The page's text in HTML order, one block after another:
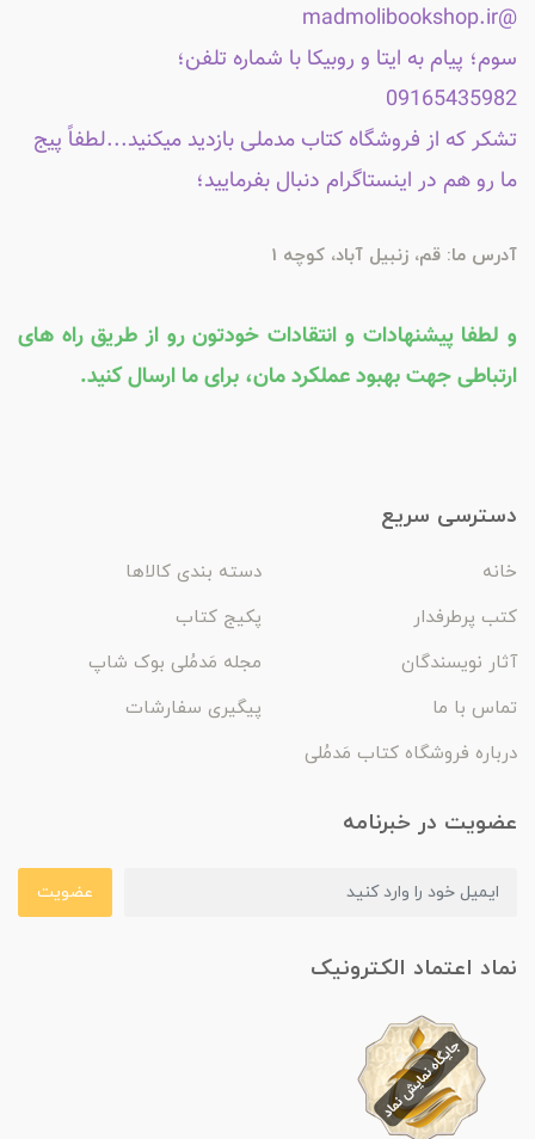
@madmolibookshop.ir
سوم؛ پیام به ایتا و روبیکا با شماره تلفن؛
09165435982
تشکر که از فروشگاه کتاب مدملی بازدید میکنید...لطفاً پیج
ما رو هم در اینستاگرام دنبال بفرمایید؛
آدرس ما: قم، زنبیل آباد، کوچه 1
و لطفا پیشنهادات و انتقادات خودتون رو از طریق راه های
ارتباطی جهت بهبود عملکرد مان، برای ما ارسال کنید.
دسترسی سریع
خانه
دسته بندی کالاها
کتب پرطرفدار
پکیج کتاب
آثار نویسندگان
مجله مَدمُلی بوک شاپ
تماس با ما
پیگیری سفارشات
درباره فروشگاه کتاب مَدمُلی
عضویت در خبرنامه
عضویت
نماد اعتماد الکترونیک